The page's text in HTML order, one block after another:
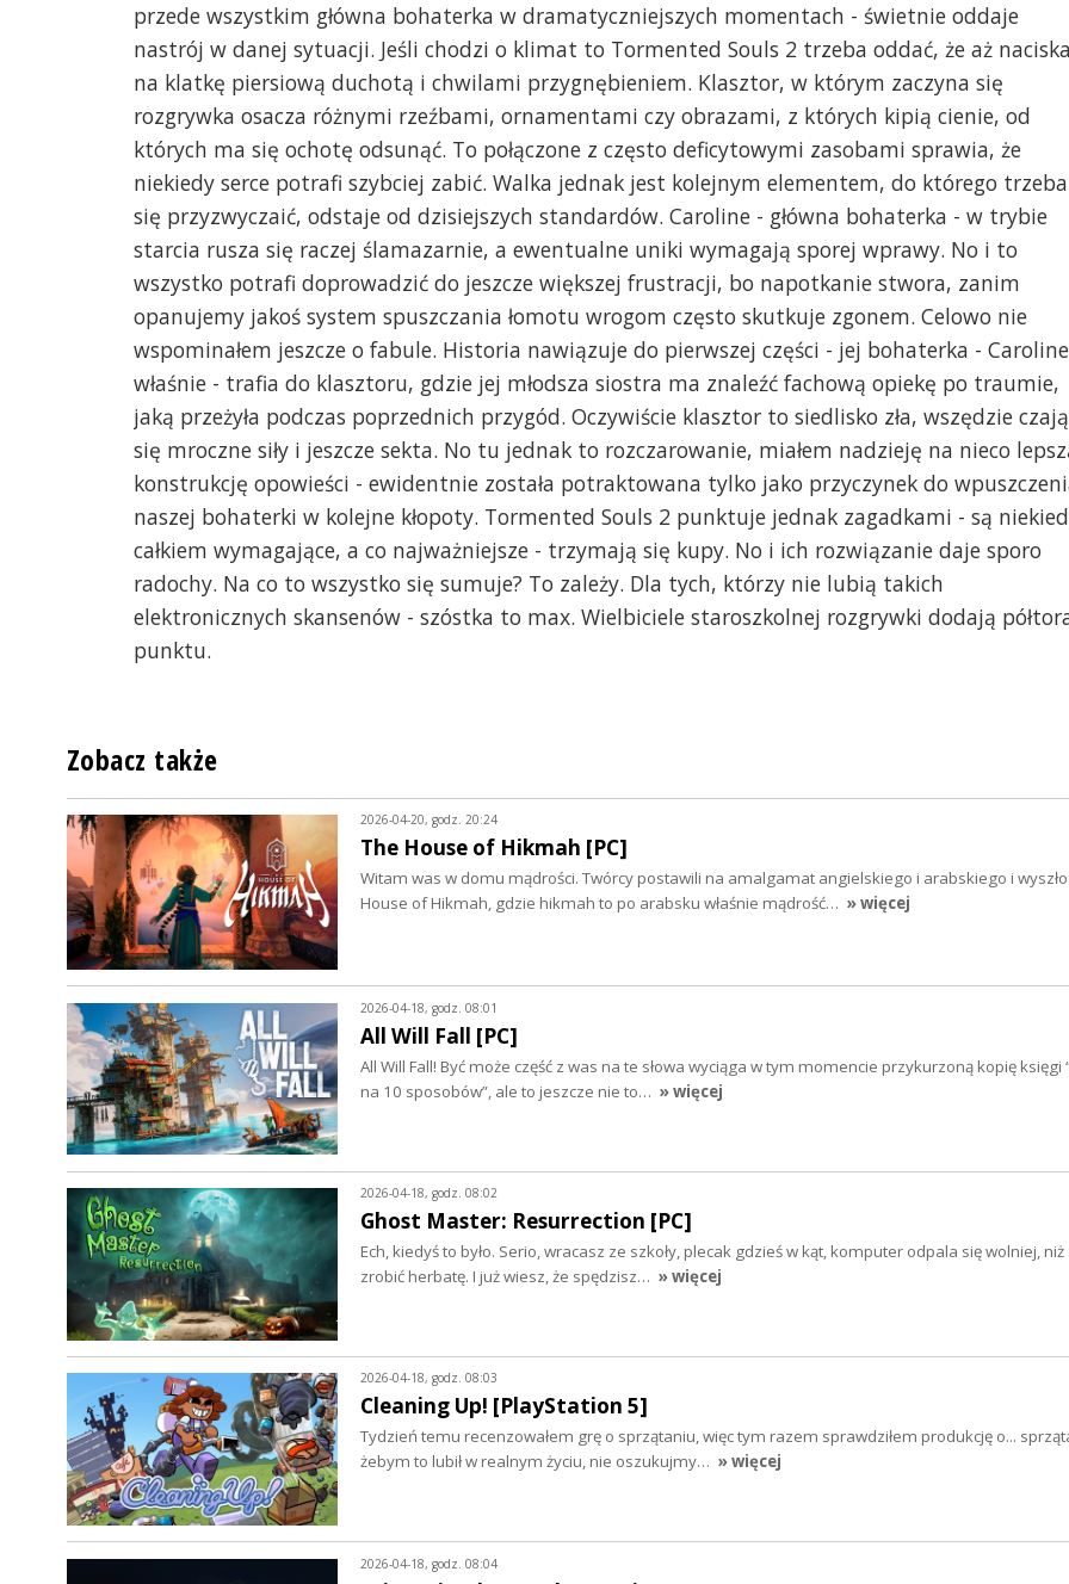
przede wszystkim główna bohaterka w dramatyczniejszych momentach - świetnie oddaje
nastrój w danej sytuacji. Jeśli chodzi o klimat to Tormented Souls 2 trzeba oddać, że aż naciska
na klatkę piersiową duchotą i chwilami przygnębieniem. Klasztor, w którym zaczyna się
rozgrywka osacza różnymi rzeźbami, ornamentami czy obrazami, z których kipią cienie, od
których ma się ochotę odsunąć. To połączone z często deficytowymi zasobami sprawia, że
niekiedy serce potrafi szybciej zabić. Walka jednak jest kolejnym elementem, do którego trzeba
się przyzwyczaić, odstaje od dzisiejszych standardów. Caroline - główna bohaterka - w trybie
starcia rusza się raczej ślamazarnie, a ewentualne uniki wymagają sporej wprawy. No i to
wszystko potrafi doprowadzić do jeszcze większej frustracji, bo napotkanie stwora, zanim
opanujemy jakoś system spuszczania łomotu wrogom często skutkuje zgonem. Celowo nie
wspominałem jeszcze o fabule. Historia nawiązuje do pierwszej części - jej bohaterka - Caroline
właśnie - trafia do klasztoru, gdzie jej młodsza siostra ma znaleźć fachową opiekę po traumie,
jaką przeżyła podczas poprzednich przygód. Oczywiście klasztor to siedlisko zła, wszędzie czają
się mroczne siły i jeszcze sekta. No tu jednak to rozczarowanie, miałem nadzieję na nieco
konstrukcję opowieści - ewidentnie została potraktowana tylko jako przyczynek do
naszej bohaterki w kolejne kłopoty. Tormented Souls 2 punktuje jednak zagadkami - są
całkiem wymagające, a co najważniejsze - trzymają się kupy. No i ich rozwiązanie daje sporo
radochy. Na co to wszystko się sumuje? To zależy. Dla tych, którzy nie lubią takich
elektronicznych skansenów - szóstka to max. Wielbiciele staroszkolnej rozgrywki dodają
punktu.
Zobacz także
2026-04-20, godz. 20:24
The House of Hikmah [PC]
Witam was w domu mądrości. Twórcy postawili na amalgamat angielskiego i arabskiego i
House of Hikmah, gdzie hikmah to po arabsku właśnie mądrość… » więcej
2026-04-18, godz. 08:01
All Will Fall [PC]
All Will Fall! Być może część z was na te słowa wyciąga w tym momencie przykurzoną kopię księgi
na 10 sposobów”, ale to jeszcze nie to… » więcej
2026-04-18, godz. 08:02
Ghost Master: Resurrection [PC]
Ech, kiedyś to było. Serio, wracasz ze szkoły, plecak gdzieś w kąt, komputer odpala się wolniej, niż
zrobić herbatę. I już wiesz, że spędzisz… » więcej
2026-04-18, godz. 08:03
Cleaning Up! [PlayStation 5]
Tydzień temu recenzowałem grę o sprzątaniu, więc tym razem sprawdziłem produkcję o...
żebym to lubił w realnym życiu, nie oszukujmy… » więcej
2026-04-18, godz. 08:04